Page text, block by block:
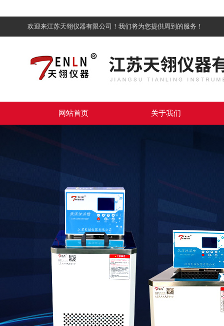
欢迎来江苏天翎仪器有限公司！我们将为您提供周到的服务！
网站首页 关于我们